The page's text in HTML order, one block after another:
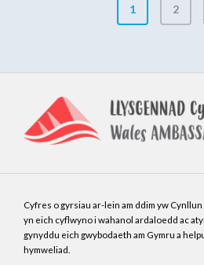
1 2
Cyfres o gyrsiau ar-lein am ddim yw
yn eich cyflwyno i wahanol ardaloedd ac
gynyddu eich gwybodaeth am Gymru a
hymweliad.